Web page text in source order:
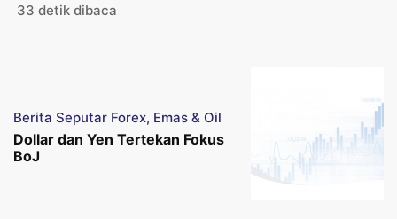
33 detik dibaca
Berita Seputar Forex, Emas & Oil
Dollar dan Yen Tertekan Fokus
BoJ